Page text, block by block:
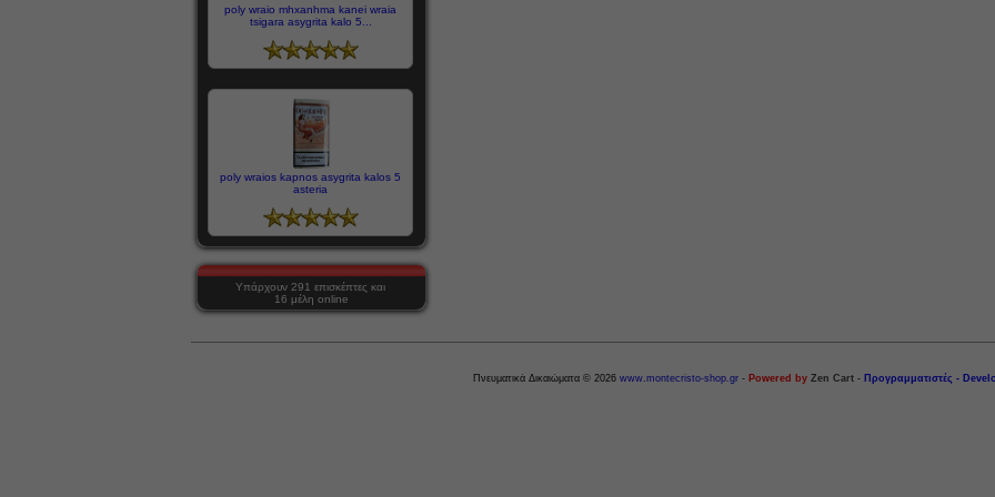
poly wraio mhxanhma kanei wraia
tsigara asygrita kalo 5...
poly wraios kapnos asygrita kalos 5
asteria
Υπάρχουν 291 επισκέπτες και
16 μέλη online
Πνευματικά Δικαιώματα © 2026 www.montecristo-shop.gr - Powered by Zen Cart - Προγραμματιστές -